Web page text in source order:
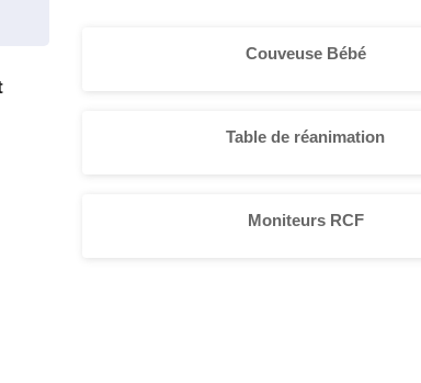
Couveuse Bébé
Table de réanimation
Moniteurs RCF